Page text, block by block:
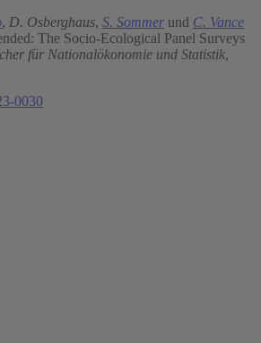
, D. Osberghaus, S. Sommer und C. Vance
The Socio-Ecological Panel Surveys
für Nationalökonomie und Statistik,
0030